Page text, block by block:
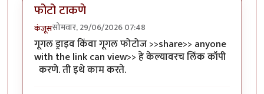
फोटो टाकणे
कंजूससोमवार, 29/06/2026 07:48
गूगल ड्राइव किंवा गूगल फोटोज >>share>> anyone
with the link can view>> हे केल्यावरच लिंक कॉपी
करणे. ती इथे काम करते.